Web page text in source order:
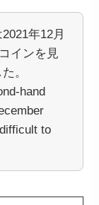
年12月
インを見
。
hand
to